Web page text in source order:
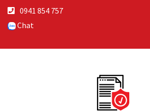
0941 854 757
Chat